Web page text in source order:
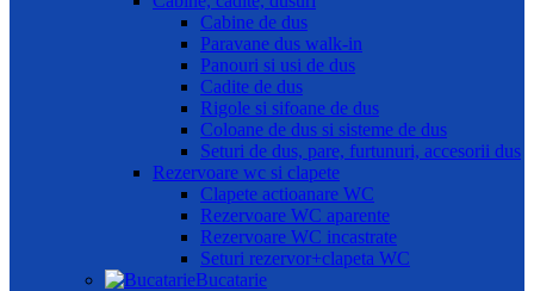
Cabine de dus
Paravane dus walk-in
Panouri si usi de dus
Cadite de dus
Rigole si sifoane de dus
Coloane de dus si sisteme de dus
Seturi de dus, pare, furtunuri, accesorii dus
Rezervoare wc si clapete
Clapete actioanare WC
Rezervoare WC aparente
Rezervoare WC incastrate
Seturi rezervor+clapeta WC
Bucatarie